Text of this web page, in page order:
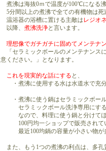
煮沸は海抜0ｍで温度が100℃になる
5分間以上の煮沸で全ての有機物は死
温浴器の浴槽に置ける主敵はレジオ
以降、 煮沸洗浄と言います。
理想像でガチガチに固めてメンテナ
「セラミックボールのメンテナンス
意ください。」となります。
これを現実的な話にする と、
・煮沸に使用する水は水道水で充分
・煮沸に使う鍋はセラミックボール
セラミックボール洗浄専用にする理
なので、料理に使う鍋と分けてほ
100円均一ショップで販売されてい
最近100均鍋の容量が小さい物が多
また、もう1つの煮沸の利点は、多孔